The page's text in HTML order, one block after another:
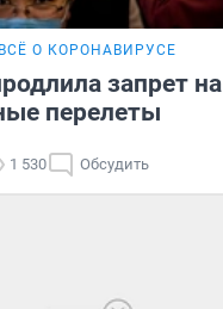
ВСЁ О КОРОНАВИРУСЕ
запрет на
перелеты
1 530 Обсудить